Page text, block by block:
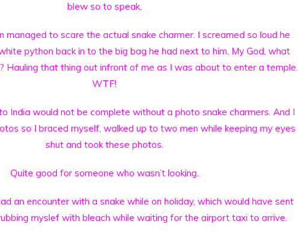
blew so to speak.
managed to scare the actual snake charmer. I screamed so loud he
python back in to the big bag he had next to him. My God, what
Hauling that thing out infront of me as I was about to enter a temple.
WTF!
India would not be complete without a photo snake charmers. And I
so I braced myself, walked up to two men while keeping my eyes
shut and took these photos.
Quite good for someone who wasn’t looking.
an encounter with a snake while on holiday, which would have sent
myslef with bleach while waiting for the airport taxi to arrive.